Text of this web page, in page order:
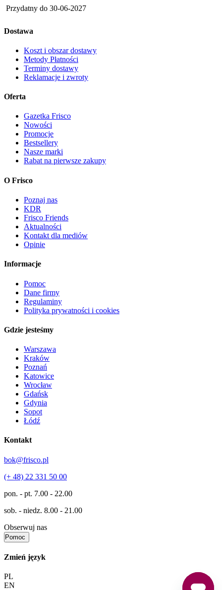
Przydatny do 30-06-2027
Dostawa
Koszt i obszar dostawy
Metody Płatności
Terminy dostawy
Reklamacje i zwroty
Oferta
Gazetka Frisco
Nowości
Promocje
Bestsellery
Nasze marki
Rabat na pierwsze zakupy
O Frisco
Poznaj nas
KDR
Frisco Friends
Aktualności
Kontakt dla mediów
Opinie
Informacje
Pomoc
Dane firmy
Regulaminy
Polityka prywatności i cookies
Gdzie jesteśmy
Warszawa
Kraków
Poznań
Katowice
Wrocław
Gdańsk
Gdynia
Sopot
Łódź
Kontakt
bok@frisco.pl
(+ 48) 22 331 50 00
pon. - pt. 7.00 - 22.00
sob. - niedz. 8.00 - 21.00
Obserwuj nas
Pomoc
Zmień język
PL
EN